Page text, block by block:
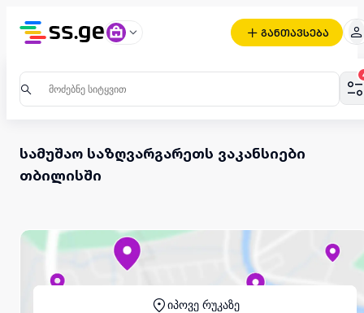
განთავსება
სამუშაო საზღვარგარეთს ვაკანსიები
თბილისში
იპოვე რუკაზე